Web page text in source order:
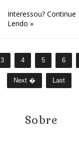
Interessou? Continue
Lendo »
3 4 5 6
Next � Last
Sobre